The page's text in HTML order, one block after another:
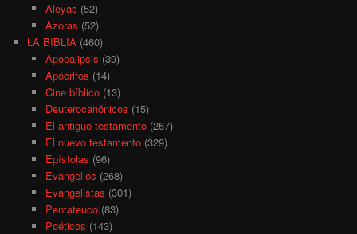
Aleyas (52)
Azoras (52)
LA BIBLIA (460)
Apocalipsis (39)
Apócrifos (14)
Cine bíblico(13)
Deuterocanónicos (15)
El antiguo testamento(267)
El nuevo testamento(329)
Epístolas (96)
Evangelios (268)
Evangelistas (301)
Pentateuco(83)
Poéticos (143)